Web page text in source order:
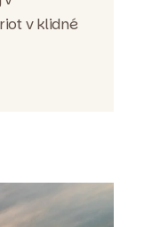
v klidné